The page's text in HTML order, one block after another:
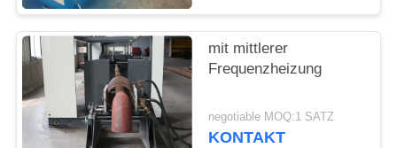
mit mittlerer
Frequenzheizung
negotiable MOQ:1 SATZ
KONTAKT